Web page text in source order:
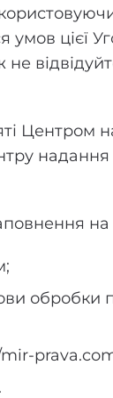
цієї
надання
обробки